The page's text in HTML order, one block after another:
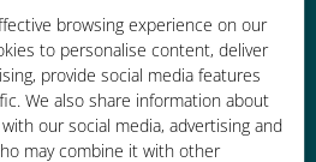
browsing experience on our
to personalise content, deliver
provide social media features
We also share information about
our social media, advertising and
may combine it with other
使いのキャリアでロ
スを使った場合に比
の節約が可能です。